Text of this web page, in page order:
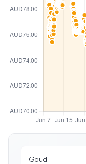
Goud